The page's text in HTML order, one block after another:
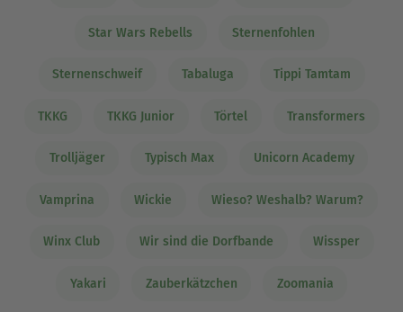
Star Wars Rebells Sternenfohlen
Sternenschweif Tabaluga Tippi Tamtam
TKKG TKKG Junior Törtel Transformers
Trolljäger Typisch Max Unicorn Academy
Vamprina Wickie Wieso? Weshalb? Warum?
Winx Club Wir sind die Dorfbande Wissper
Yakari Zauberkätzchen Zoomania